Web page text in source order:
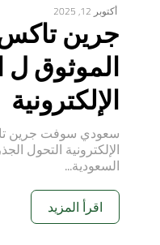
أكتوبر 12, 2025
جرين
الموثوق ل
الإلكترونية
سعودي سوفت جرين
الإلكترونية التحول
السعودية...
اقرأ المزيد